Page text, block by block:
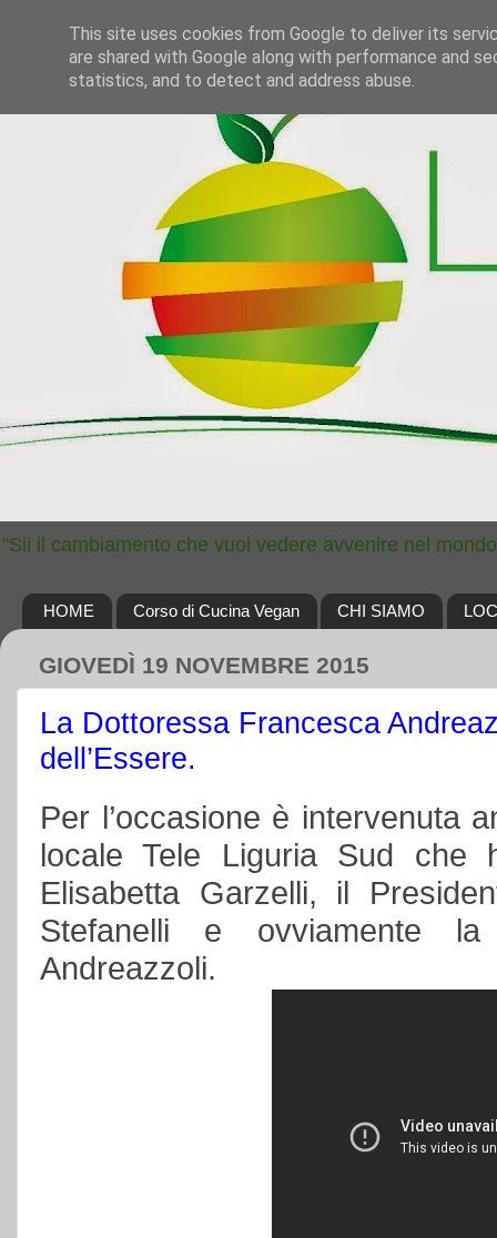
"Sii il cambiamento che vuoi vedere avvenire nel
HOME Corso di Cucina Vegan CHI SIAMO
GIOVEDÌ 19 NOVEMBRE 2015
La Dottoressa Francesca
dell’Essere.
Per l’occasione è intervenuta
locale Tele Liguria Sud che
Elisabetta Garzelli, il
Stefanelli e ovviamente la
Andreazzoli.
This site uses cookies from Google to deliver its
are shared with Google along with performance and
statistics, and to detect and address abuse.